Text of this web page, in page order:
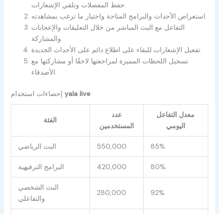
حفظ المفضلات وتلقي الإشعارات.
استعراض الأحداث والبرامج المتاحة واختيار ما ترغب بمشاهدته.
التفاعل مع البث المباشر من خلال التعليقات والإعجابات
والمشاركة.
تفعيل الإشعارات للبقاء على اطلاع دائم على الأحداث الجديدة.
تسجيل اللحظات المميزة لمراجعتها لاحقًا أو مشاركتها مع
الأصدقاء.
yala live
الفئة
عدد
المستخدمين
معدل التفاعل
اليومي
البث الرياضي 550,000 85%
البرامج الترفيهية 420,000 80%
البث الشخصي
والتفاعلي
280,000 92%